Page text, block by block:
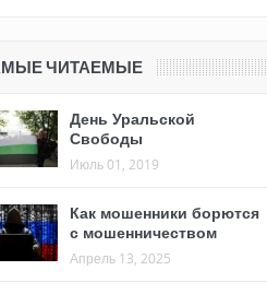
ЧИТАЕМЫЕ
День Уральской
Свободы
Июль 01, 2019
Как мошенники борются
с мошенничеством
Апрель 13, 2025